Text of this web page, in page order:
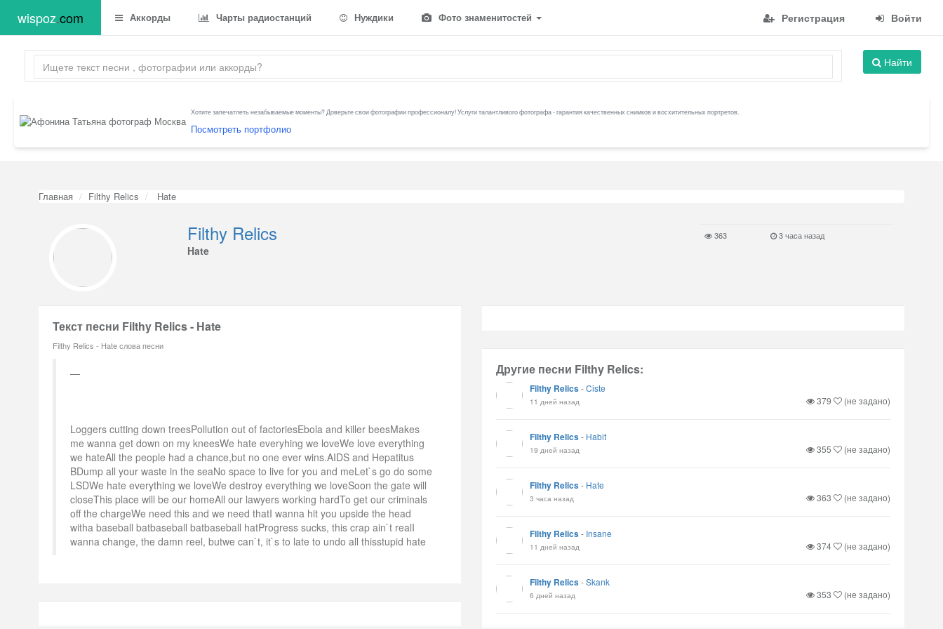
wispoz.com Аккорды Чарты радиостанций Нуждики Фото знаменитостей Регистрация Войти
Найти
Хотите запечатлеть незабываемые моменты? Доверьте свои фотографии профессионалу! Услуги талантливого фотографа - гарантия качественных снимков и восхитительных портретов.
Посмотреть портфолио
Главная Filthy Relics Hate
Filthy Relics
Hate
363 3 часа назад
Текст песни Filthy Relics - Hate
Filthy Relics - Hate слова песни
Loggers cutting down treesPollution out of factoriesEbola and killer beesMakes
me wanna get down on my kneesWe hate everyhing we loveWe love everything
we hateAll the people had a chance,but no one ever wins.AIDS and Hepatitus
BDump all your waste in the seaNo space to live for you and meLet`s go do some
LSDWe hate everything we loveWe destroy everything we loveSoon the gate will
closeThis place will be our homeAll our lawyers working hardTo get our criminals
off the chargeWe need this and we need thatI wanna hit you upside the head
witha baseball batbaseball batbaseball hatProgress sucks, this crap ain`t realI
wanna change, the damn reel, butwe can`t, it`s to late to undo all thisstupid hate
Другие песни Filthy Relics:
Filthy Relics-Ciste
11 дней назад 379 (не задано)
Filthy Relics- Habit
19 дней назад 355 (не задано)
Filthy Relics- Hate
3 часа назад 363 (не задано)
Filthy Relics- Insane
11 дней назад 374 (не задано)
Filthy Relics-Skank
6 дней назад 353 (не задано)